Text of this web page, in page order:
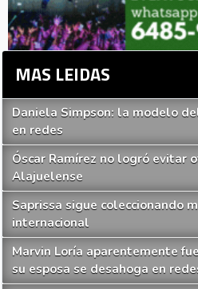
MAS LEIDAS
Daniela Simpson: la modelo
en redes
Óscar Ramírez no logró evitar
Alajuelense
Saprissa sigue coleccionando
internacional
Marvin Loría aparentemente
su esposa se desahoga en